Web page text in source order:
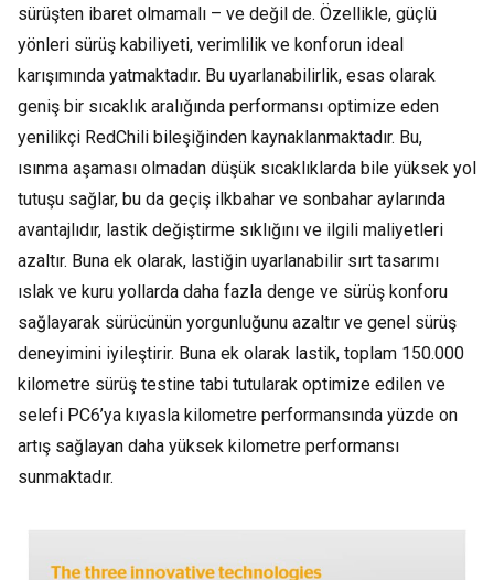
sürüşten ibaret olmamalı – ve değil de. Özellikle, güçlü
yönleri sürüş kabiliyeti, verimlilik ve konforun ideal
karışımında yatmaktadır. Bu uyarlanabilirlik, esas olarak
geniş bir sıcaklık aralığında performansı optimize eden
yenilikçi RedChili bileşiğinden kaynaklanmaktadır. Bu,
ısınma aşaması olmadan düşük sıcaklıklarda bile yüksek yol
tutuşu sağlar, bu da geçiş ilkbahar ve sonbahar aylarında
avantajlıdır, lastik değiştirme sıklığını ve ilgili maliyetleri
azaltır. Buna ek olarak, lastiğin uyarlanabilir sırt tasarımı
ıslak ve kuru yollarda daha fazla denge ve sürüş konforu
sağlayarak sürücünün yorgunluğunu azaltır ve genel sürüş
deneyimini iyileştirir. Buna ek olarak lastik, toplam 150.000
kilometre sürüş testine tabi tutularak optimize edilen ve
selefi PC6’ya kıyasla kilometre performansında yüzde on
artış sağlayan daha yüksek kilometre performansı
sunmaktadır.